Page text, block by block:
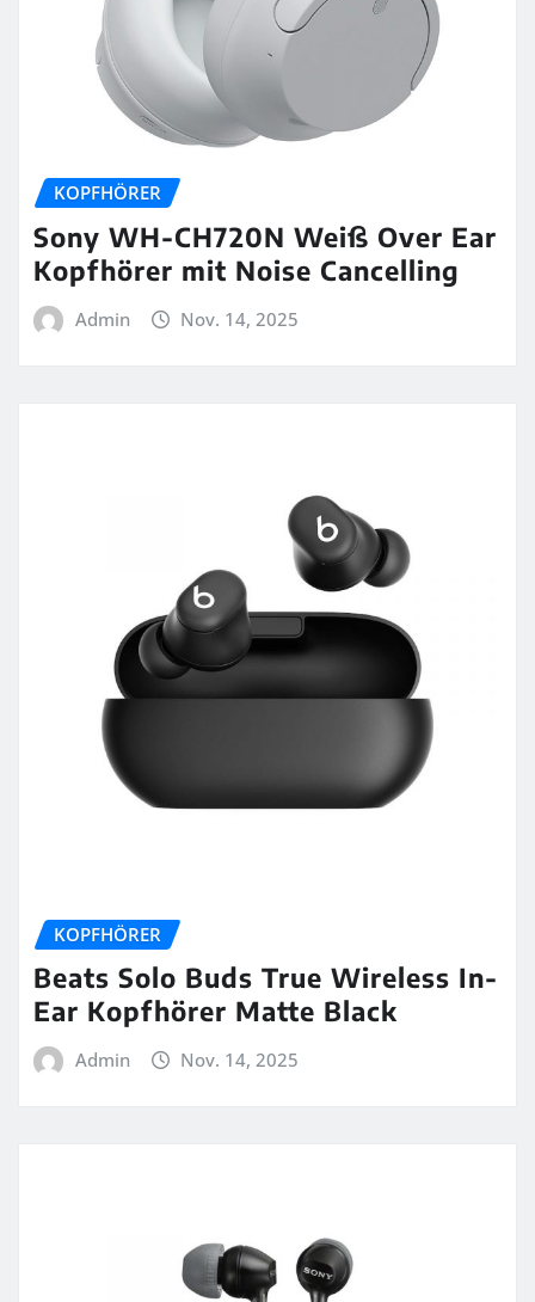
KOPFHÖRER
Sony WH-CH720N Weiß Over Ear
Kopfhörer mit Noise Cancelling
Admin Nov. 14, 2025
KOPFHÖRER
Beats Solo Buds True Wireless In-
Ear Kopfhörer Matte Black
Admin Nov. 14, 2025